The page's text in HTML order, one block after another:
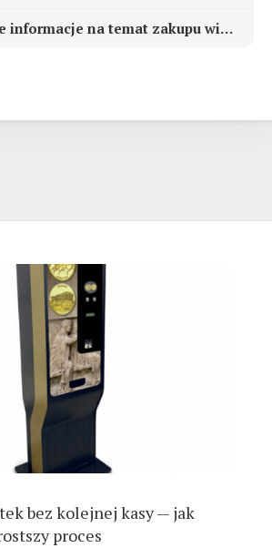
Podstawowe informacje na temat zakupu wideodomofonu, opis najważniejszych funkcjonalności
bez kolejnej kasy — jak
proces